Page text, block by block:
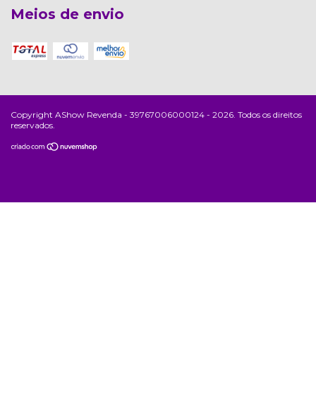
Meios de envio
Copyright AShow Revenda - 39767006000124 - 2026. Todos os direitos
reservados.